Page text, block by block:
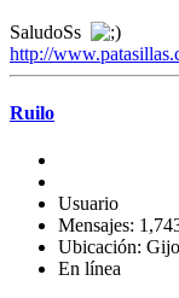
SaludoSs
http://
Ruilo
Usuario
Mensajes:
Ubicación:
En línea